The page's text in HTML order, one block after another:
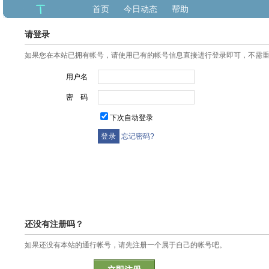
首页 今日动态 帮助
请登录
如果您在本站已拥有帐号，请使用已有的帐号信息直接进行登录即可，不需
用户名
密 码
下次自动登录
忘记密码?
还没有注册吗？
如果还没有本站的通行帐号，请先注册一个属于自己的帐号吧。